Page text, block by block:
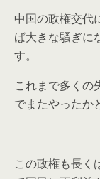
中国の政権交代
ば大きな騒ぎに
す。
これまで多くの
でまたやったか
この政権も長く